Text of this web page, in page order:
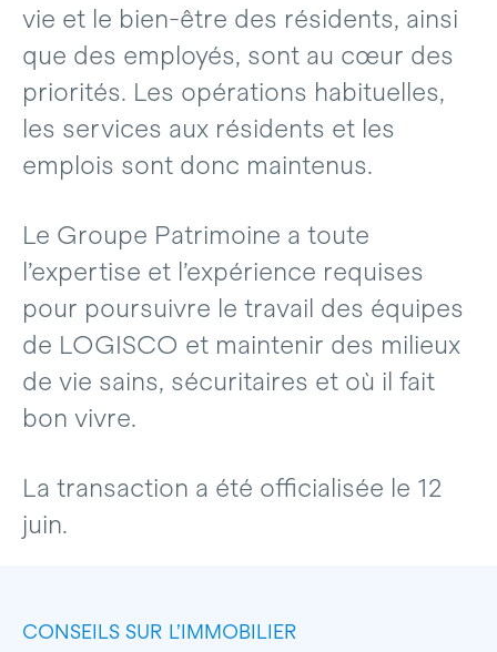
vie et le bien-être des résidents, ainsi
que des employés, sont au cœur des
priorités. Les opérations habituelles,
les services aux résidents et les
emplois sont donc maintenus.
Le Groupe Patrimoine a toute
l’expertise et l’expérience requises
pour poursuivre le travail des équipes
de LOGISCO et maintenir des milieux
de vie sains, sécuritaires et où il fait
bon vivre.
La transaction a été officialisée le 12
juin.
CONSEILS SUR L’IMMOBILIER